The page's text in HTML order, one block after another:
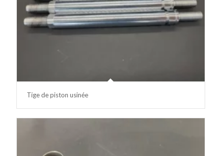
Tige de piston usinée